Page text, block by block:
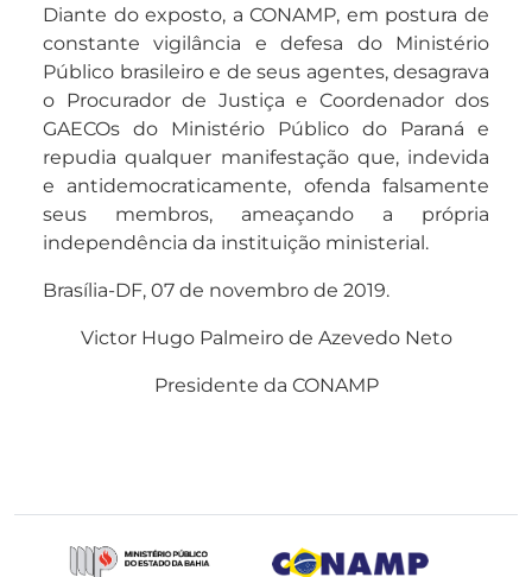
Diante do exposto, a CONAMP, em postura de
constante vigilância e defesa do Ministério
Público brasileiro e de seus agentes, desagrava
o Procurador de Justiça e Coordenador dos
GAECOs do Ministério Público do Paraná e
repudia qualquer manifestação que, indevida
e antidemocraticamente, ofenda falsamente
seus membros, ameaçando a própria
independência da instituição ministerial.
Brasília-DF, 07 de novembro de 2019.
Victor Hugo Palmeiro de Azevedo Neto
Presidente da CONAMP